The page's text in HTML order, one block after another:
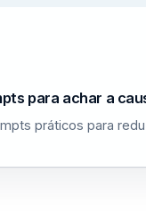
para achar a
práticos para